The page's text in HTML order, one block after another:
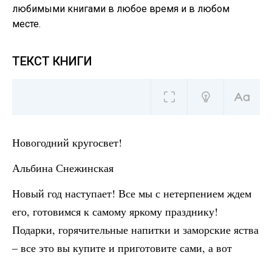
любимыми книгами в любое время и в любом
месте.
ТЕКСТ КНИГИ
Новогодний кругосвет!
Альбина Снежинская
Новый год наступает! Все мы с нетерпением ждем
его, готовимся к самому яркому празднику!
Подарки, горячительные напитки и заморские яства
– все это вы купите и приготовите сами, а вот